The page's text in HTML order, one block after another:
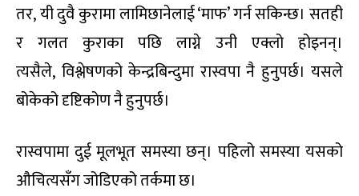
तर, यी दुवै कुरामा लामिछानेलाई ‘माफ’ गर्न सकिन्छ। सतही
र गलत कुराका पछि लाग्ने उनी एक्लो होइनन्।
त्यसैले, विश्लेषणको केन्द्रबिन्दुमा रास्वपा नै हुनुपर्छ। यसले
बोकेको दृष्टिकोण नै हुनुपर्छ।
रास्वपामा दुई मूलभूत समस्या छन्। पहिलो समस्या यसको
औचित्यसँग जोडिएको तर्कमा छ।